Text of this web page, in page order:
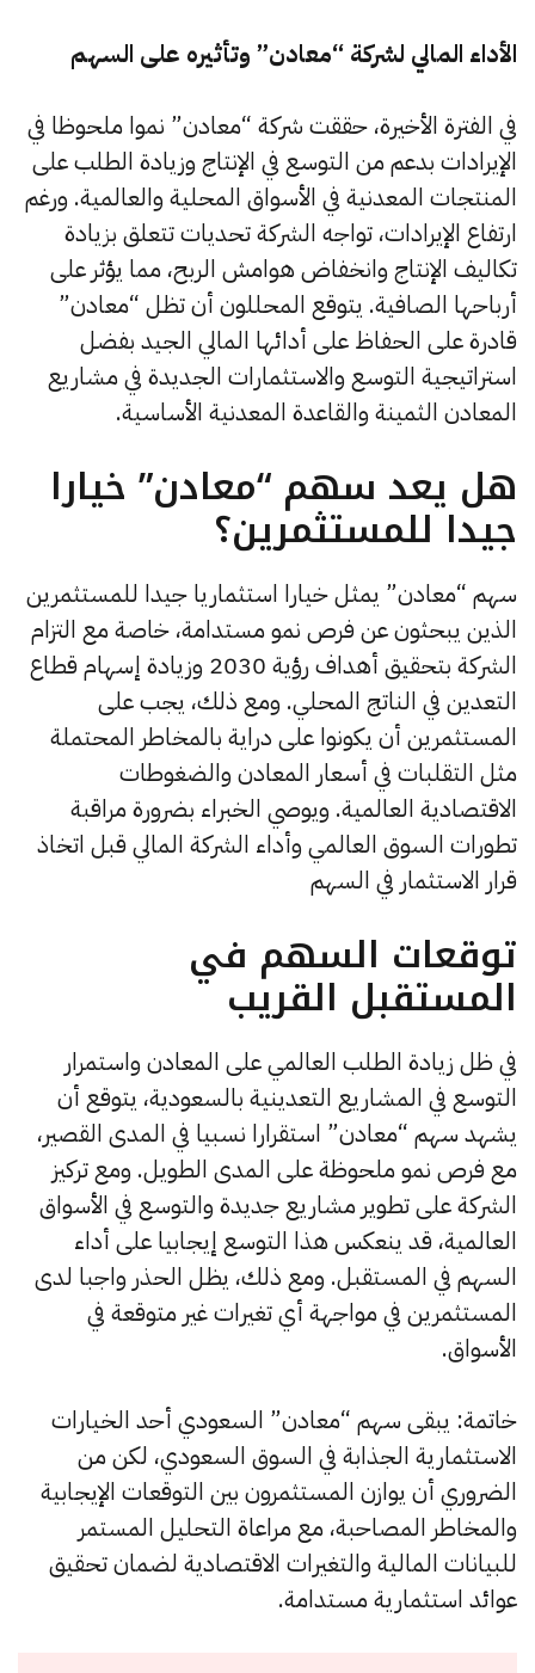
الأداء المالي لشركة “معادن” وتأثيره على السهم
في الفترة الأخيرة، حققت شركة “معادن” نموا ملحوظا في
الإيرادات بدعم من التوسع في الإنتاج وزيادة الطلب على
المنتجات المعدنية في الأسواق المحلية والعالمية. ورغم
ارتفاع الإيرادات، تواجه الشركة تحديات تتعلق بزيادة
تكاليف الإنتاج وانخفاض هوامش الربح، مما يؤثر على
أرباحها الصافية. يتوقع المحللون أن تظل “معادن”
قادرة على الحفاظ على أدائها المالي الجيد بفضل
استراتيجية التوسع والاستثمارات الجديدة في مشاريع
المعادن الثمينة والقاعدة المعدنية الأساسية.
هل يعد سهم “معادن” خيارا
جيدا للمستثمرين؟
سهم “معادن” يمثل خيارا استثماريا جيدا للمستثمرين
الذين يبحثون عن فرص نمو مستدامة، خاصة مع التزام
الشركة بتحقيق أهداف رؤية 2030 وزيادة إسهام قطاع
التعدين في الناتج المحلي. ومع ذلك، يجب على
المستثمرين أن يكونوا على دراية بالمخاطر المحتملة
مثل التقلبات في أسعار المعادن والضغوطات
الاقتصادية العالمية. ويوصي الخبراء بضرورة مراقبة
تطورات السوق العالمي وأداء الشركة المالي قبل اتخاذ
قرار الاستثمار في السهم​
توقعات السهم في
المستقبل القريب
في ظل زيادة الطلب العالمي على المعادن واستمرار
التوسع في المشاريع التعدينية بالسعودية، يتوقع أن
يشهد سهم “معادن” استقرارا نسبيا في المدى القصير،
مع فرص نمو ملحوظة على المدى الطويل. ومع تركيز
الشركة على تطوير مشاريع جديدة والتوسع في الأسواق
العالمية، قد ينعكس هذا التوسع إيجابيا على أداء
السهم في المستقبل. ومع ذلك، يظل الحذر واجبا لدى
المستثمرين في مواجهة أي تغيرات غير متوقعة في
الأسواق.
خاتمة: يبقى سهم “معادن” السعودي أحد الخيارات
الاستثمارية الجذابة في السوق السعودي، لكن من
الضروري أن يوازن المستثمرون بين التوقعات الإيجابية
والمخاطر المصاحبة، مع مراعاة التحليل المستمر
للبيانات المالية والتغيرات الاقتصادية لضمان تحقيق
عوائد استثمارية مستدامة.